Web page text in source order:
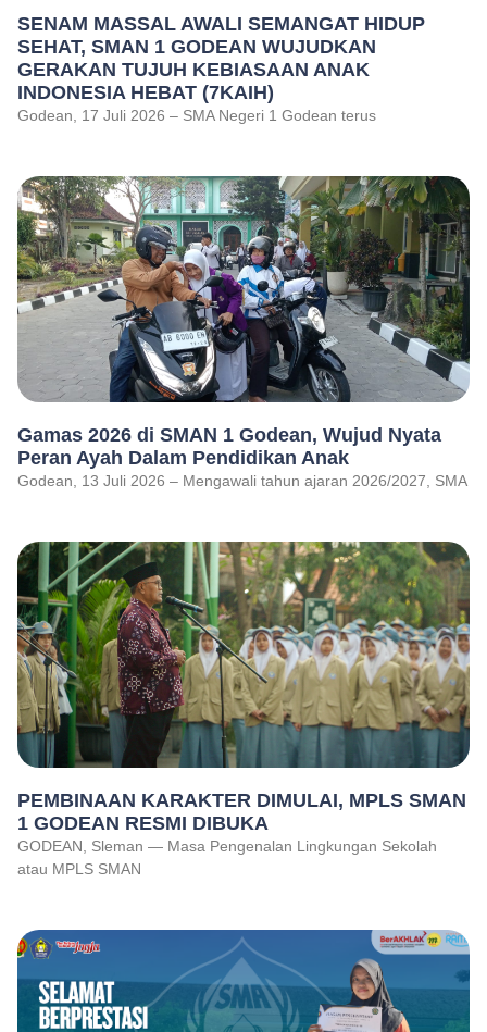
SENAM MASSAL AWALI SEMANGAT HIDUP
SEHAT, SMAN 1 GODEAN WUJUDKAN
GERAKAN TUJUH KEBIASAAN ANAK
INDONESIA HEBAT (7KAIH)
Godean, 17 Juli 2026 – SMA Negeri 1 Godean terus
Gamas 2026 di SMAN 1 Godean, Wujud Nyata
Peran Ayah Dalam Pendidikan Anak
Godean, 13 Juli 2026 – Mengawali tahun ajaran 2026/2027, SMA
PEMBINAAN KARAKTER DIMULAI, MPLS SMAN
1 GODEAN RESMI DIBUKA
GODEAN, Sleman — Masa Pengenalan Lingkungan Sekolah
atau MPLS SMAN